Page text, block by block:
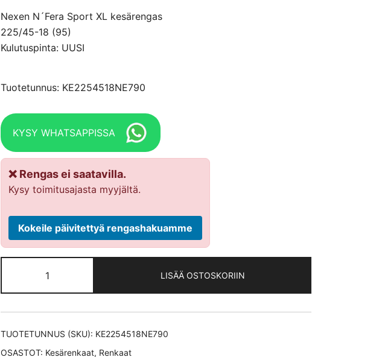
Nexen N´Fera Sport XL kesärengas
225/45-18 (95)
Kulutuspinta: UUSI
Tuotetunnus: KE2254518NE790
KYSY WHATSAPPISSA
❌ Rengas ei saatavilla.
Kysy toimitusajasta myyjältä.
Kokeile päivitettyä rengashakuamme
N
´Fera
Sport XL
kesärengas
LISÄÄ OSTOSKORIIN
TUOTETUNNUS (SKU): KE2254518NE790
OSASTOT: Kesärenkaat, Renkaat